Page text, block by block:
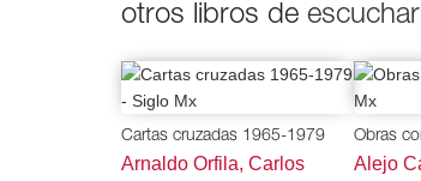
otros libros de
Cartas cruzadas 1965-1979
Arnaldo Orfila, Carlos
Obras
Alejo